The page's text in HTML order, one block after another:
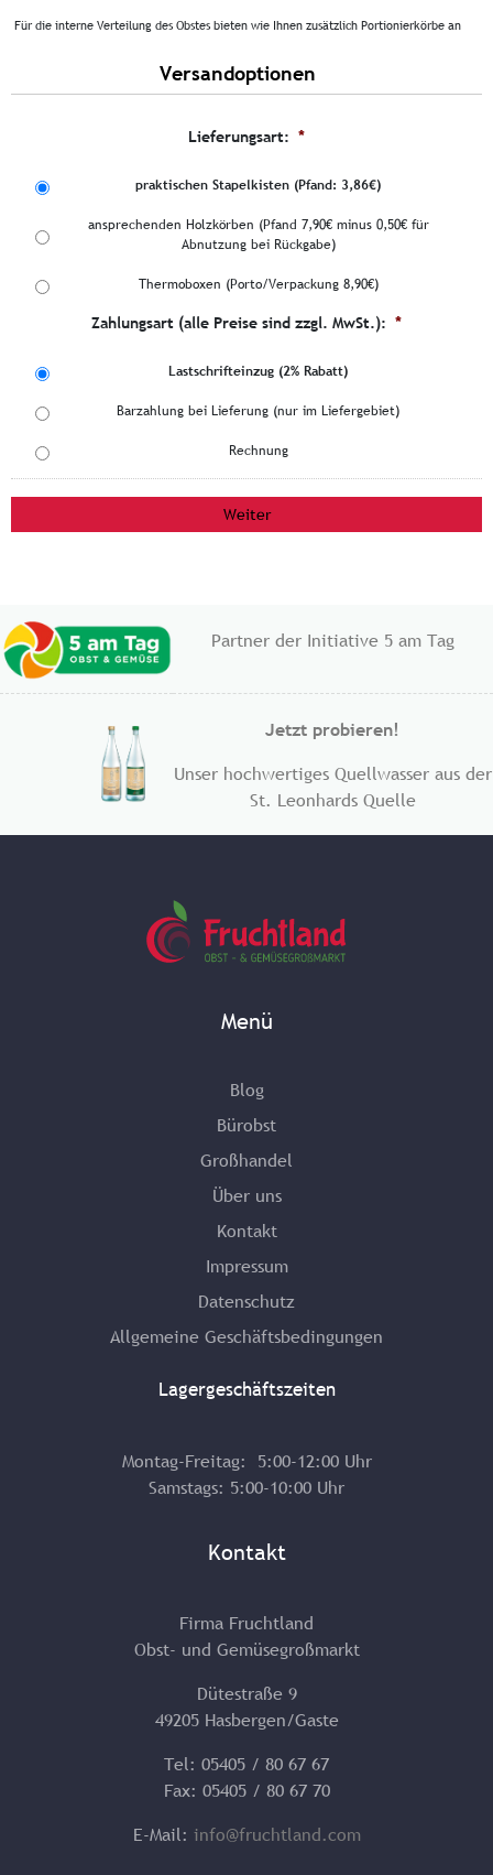
Für die interne Verteilung des Obstes bieten wie Ihnen zusätzlich Portionierkörbe an
Versandoptionen
Lieferungsart: *
praktischen Stapelkisten (Pfand: 3,86€)
ansprechenden Holzkörben (Pfand 7,90€ minus 0,50€ für
Abnutzung bei Rückgabe)
Thermoboxen (Porto/Verpackung 8,90€)
Zahlungsart (alle Preise sind zzgl. MwSt.): *
Lastschrifteinzug (2% Rabatt)
Barzahlung bei Lieferung (nur im Liefergebiet)
Rechnung
Partner der Initiative 5 am Tag
Jetzt probieren!
Unser hochwertiges Quellwasser aus der
​St. Leonhards Quelle
Menü
Blog
Bürobst
Großhandel
Über uns
Kontakt
Impressum
Datenschutz
Allgemeine Geschäftsbedingungen
Lagergeschäftszeiten
Montag-Freitag: 5:00-12:00 Uhr
Samstags: 5:00-10:00 Uhr
Kontakt
Firma Fruchtland
Obst- und Gemüsegroßmarkt
Dütestraße 9
49205 Hasbergen/Gaste
Tel: 05405 / 80 67 67
Fax: 05405 / 80 67 70
E-Mail: info@fruchtland.com